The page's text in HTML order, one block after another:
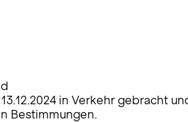
in Verkehr gebracht
Bestimmungen.